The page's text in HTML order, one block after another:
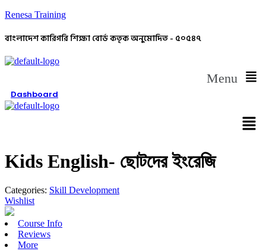
Renesa Training
বাংলাদেশ কারিগরি শিক্ষা বোর্ড কতৃক অনুমোদিত - ৫০৫৪৭
Menu
Dashboard
Kids English- ছোটদের ইংরেজি
Categories: Skill Development
Wishlist
Course Info
Reviews
More